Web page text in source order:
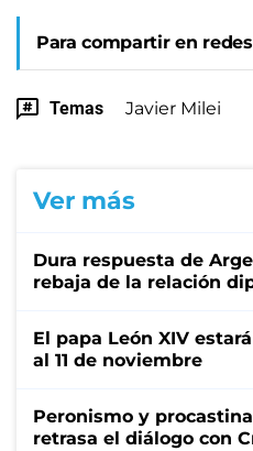
Para compartir en redes
Temas Javier Milei
Ver más
Dura respuesta de
rebaja de la relación
El papa León XIV
al 11 de noviembre
Peronismo y
retrasa el diálogo con